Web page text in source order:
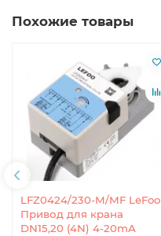
Похожие товары
LFZ0424/230-M/MF LeFoo
Привод для крана
DN15,20 (4N) 4-20mA